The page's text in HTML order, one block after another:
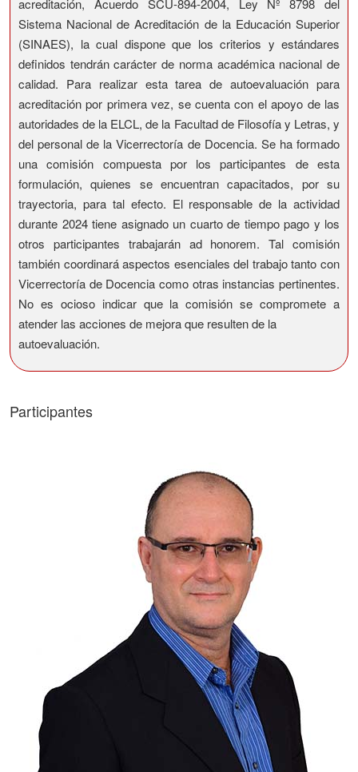
acreditación, Acuerdo SCU-894-2004, Ley Nº 8798 del
Sistema Nacional de Acreditación de la Educación Superior
(SINAES), la cual dispone que los criterios y estándares
definidos tendrán carácter de norma académica nacional de
calidad. Para realizar esta tarea de autoevaluación para
acreditación por primera vez, se cuenta con el apoyo de las
autoridades de la ELCL, de la Facultad de Filosofía y Letras, y
del personal de la Vicerrectoría de Docencia. Se ha formado
una comisión compuesta por los participantes de esta
formulación, quienes se encuentran capacitados, por su
trayectoria, para tal efecto. El responsable de la actividad
durante 2024 tiene asignado un cuarto de tiempo pago y los
otros participantes trabajarán ad honorem. Tal comisión
también coordinará aspectos esenciales del trabajo tanto con
Vicerrectoría de Docencia como otras instancias pertinentes.
No es ocioso indicar que la comisión se compromete a
atender las acciones de mejora que resulten de la
autoevaluación.
Participantes